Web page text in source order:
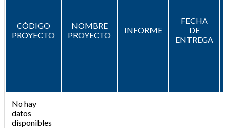
CÓDIGO
PROYECTO
NOMBRE
PROYECTO
INFORME
FECHA
DE
ENTREGA
No hay
datos
disponibles